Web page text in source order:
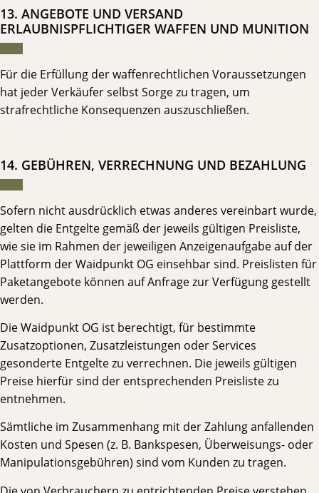
13. ANGEBOTE UND VERSAND
ERLAUBNISPFLICHTIGER WAFFEN UND MUNITION
Für die Erfüllung der waffenrechtlichen Voraussetzungen
hat jeder Verkäufer selbst Sorge zu tragen, um
strafrechtliche Konsequenzen auszuschließen.
14. GEBÜHREN, VERRECHNUNG UND BEZAHLUNG
Sofern nicht ausdrücklich etwas anderes vereinbart wurde,
gelten die Entgelte gemäß der jeweils gültigen Preisliste,
wie sie im Rahmen der jeweiligen Anzeigenaufgabe auf der
Plattform der Waidpunkt OG einsehbar sind. Preislisten für
Paketangebote können auf Anfrage zur Verfügung gestellt
werden.
Die Waidpunkt OG ist berechtigt, für bestimmte
Zusatzoptionen, Zusatzleistungen oder Services
gesonderte Entgelte zu verrechnen. Die jeweils gültigen
Preise hierfür sind der entsprechenden Preisliste zu
entnehmen.
Sämtliche im Zusammenhang mit der Zahlung anfallenden
Kosten und Spesen (z. B. Bankspesen, Überweisungs- oder
Manipulationsgebühren) sind vom Kunden zu tragen.